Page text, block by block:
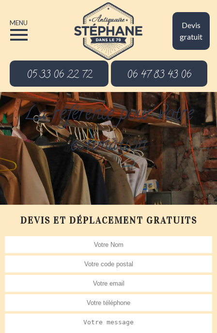
Devis
gratuit
MENU
05 33 06 22 72 06 47 83 43 06
La référence pour votre
estimation
DEVIS ET DÉPLACEMENT GRATUITS